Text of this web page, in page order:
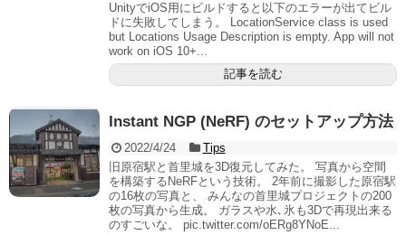
UnityでiOS用にビルドすると以下のエラーが出てビル
ドに失敗してしまう。 LocationService class is used
but Locations Usage Description is empty. App will not
work on iOS 10+...
記事を読む
Instant NGP (NeRF) のセットアップ方法
2022/4/24
Tips
旧原宿駅と首里城を3D復元してみた。 写真から空間
を構築するNeRFという技術。 2年前に撮影した原宿駅
の16枚の写真と、 みんなの首里城プロジェクトの200
枚の写真から生成。 ガラスや水､氷も3Dで再現出来る
のすごいな。 pic.twitter.com/oERg8YNoE...